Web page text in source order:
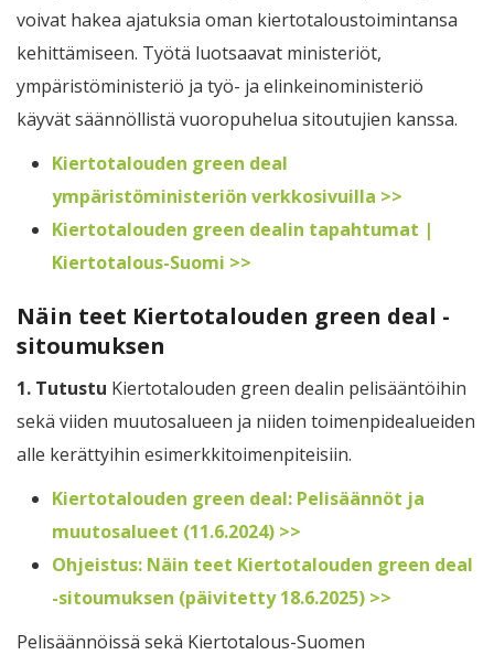
voivat hakea ajatuksia oman kiertotaloustoimintansa
kehittämiseen. Työtä luotsaavat ministeriöt,
ympäristöministeriö ja työ- ja elinkeinoministeriö
käyvät säännöllistä vuoropuhelua sitoutujien kanssa.
Kiertotalouden green deal
ympäristöministeriön verkkosivuilla >>
Kiertotalouden green dealin tapahtumat |
Kiertotalous-Suomi >>
Näin teet Kiertotalouden green deal -
sitoumuksen
1. Tutustu Kiertotalouden green dealin pelisääntöihin
sekä viiden muutosalueen ja niiden toimenpidealueiden
alle kerättyihin esimerkkitoimenpiteisiin.
Kiertotalouden green deal: Pelisäännöt ja
muutosalueet (11.6.2024) >>
Ohjeistus: Näin teet Kiertotalouden green deal
-sitoumuksen (päivitetty 18.6.2025) >>
Pelisäännöissä sekä Kiertotalous-Suomen